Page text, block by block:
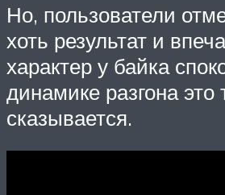
Но, пользователи
хоть результат и
характер у байка
динамике разгона это
сказывается.